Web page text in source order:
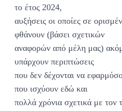
το έτος 2024,
αυξήσεις οι οποίες σε
φθάνουν (βάσει σχετικών
αναφορών από μέλη μας)
υπάρχουν περιπτώσεις
που δεν δέχονται να
που ισχύουν εδώ και
πολλά χρόνια σχετικά με τον